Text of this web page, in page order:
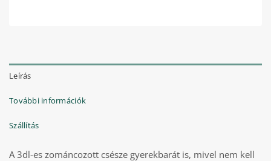
Leírás
További információk
Szállítás
A 3dl-es zománcozott csésze gyerekbarát is, mivel nem kell